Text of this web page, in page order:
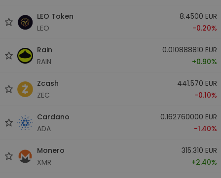
LEO Token
LEO
8.4500 EUR
-0.20%
Rain
RAIN
0.010888810 EUR
+0.90%
Zcash
ZEC
441.570 EUR
-0.10%
Cardano
ADA
0.162760000 EUR
-1.40%
Monero
XMR
315.310 EUR
+2.40%